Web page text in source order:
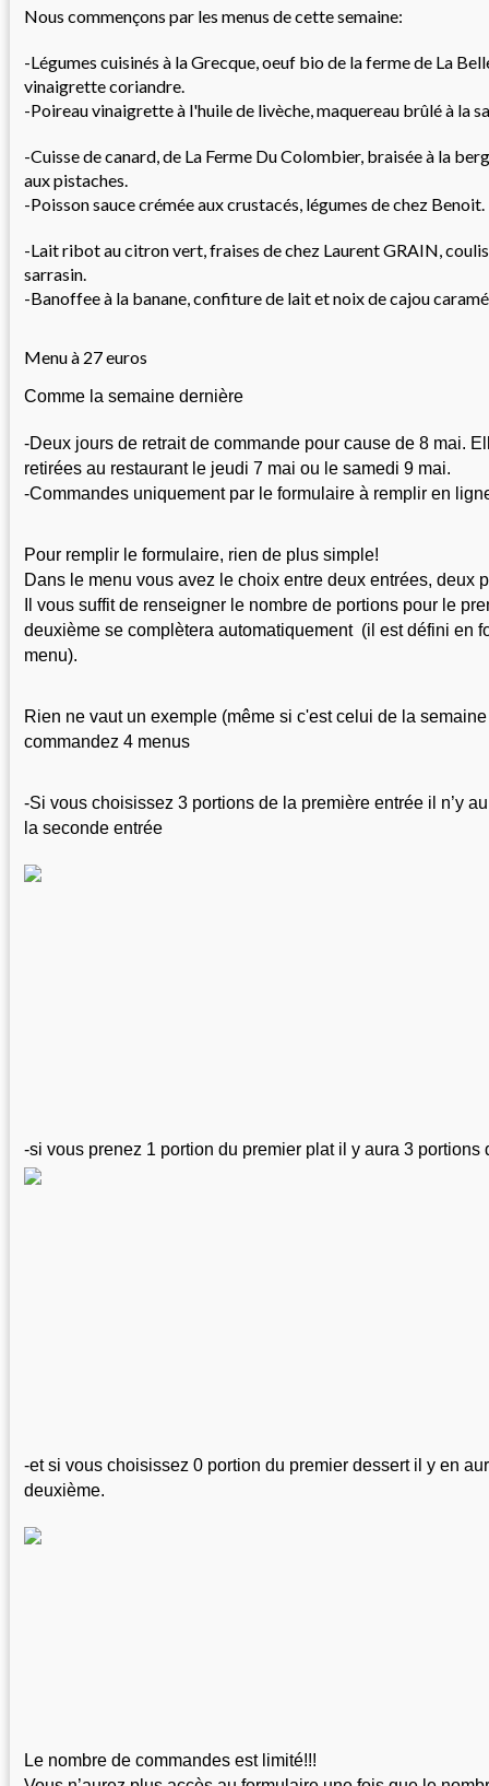
Nous commençons par les menus de cette semaine:
-Légumes cuisinés à la Grecque, oeuf bio de la ferme de La
vinaigrette coriandre.
-Poireau vinaigrette à l'huile de livèche, maquereau brûlé à la
-Cuisse de canard, de La Ferme Du Colombier, braisée à la
aux pistaches.
-Poisson sauce crémée aux crustacés, légumes de chez Benoit.
-Lait ribot au citron vert, fraises de chez Laurent GRAIN,
sarrasin.
-Banoffee à la banane, confiture de lait et noix de cajou
Menu à 27 euros
Comme la semaine dernière
-Deux jours de retrait de commande pour cause de 8 mai.
retirées au restaurant le jeudi 7 mai ou le samedi 9 mai.
-Commandes uniquement par le formulaire à remplir en
Pour remplir le formulaire, rien de plus simple!
Dans le menu vous avez le choix entre deux entrées, deux
Il vous suffit de renseigner le nombre de portions pour le
deuxième se complètera automatiquement  (il est défini en
menu).
Rien ne vaut un exemple (même si c'est celui de la
commandez 4 menus
-Si vous choisissez 3 portions de la première entrée il n’y
la seconde entrée
-si vous prenez 1 portion du premier plat il y aura 3 portions
-et si vous choisissez 0 portion du premier dessert il y en
deuxième.
Le nombre de commandes est limité!!!